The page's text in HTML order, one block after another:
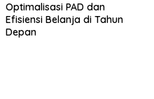
Optimalisasi PAD dan
Efisiensi Belanja di Tahun
Depan